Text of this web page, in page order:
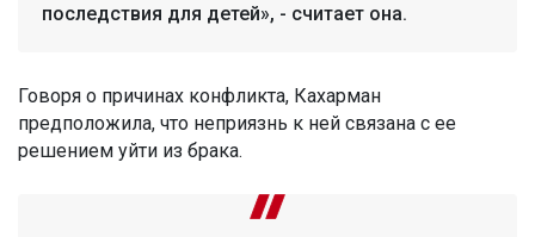
последствия для детей», - считает она.
Говоря о причинах конфликта, Кахарман
предположила, что неприязнь к ней связана с ее
решением уйти из брака.